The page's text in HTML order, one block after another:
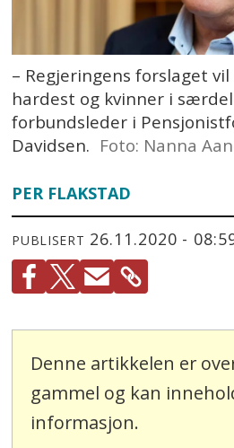
– Regjeringens forslaget
hardest og kvinner i
forbundsleder i
Davidsen. Foto: Nanna
PER FLAKSTAD
PUBLISERT 26.11.2020 -
Denne artikkelen er
gammel og kan
informasjon.